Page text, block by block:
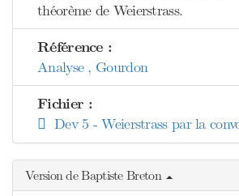
théorème de Weierstrass.
Référence :
Analyse , Gourdon
Fichier :
Dev 5 - Weierstrass par la
Version de Baptiste Breton